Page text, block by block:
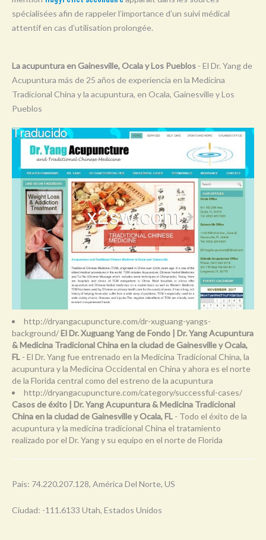
spécialisées afin de rappeler l’importance d’un suivi médical
attentif en cas d’utilisation prolongée.
La acupuntura en Gainesville, Ocala y Los Pueblos - El Dr. Yang de
Acupuntura más de 25 años de experiencia en la Medicina
Tradicional China y la acupuntura, en Ocala, Gainesville y Los
Pueblos
http://dryangacupuncture.com/dr-xuguang-yangs-
background/El Dr. Xuguang Yang de Fondo | Dr. Yang Acupuntura
& Medicina Tradicional China en la ciudad de Gainesville y Ocala,
FL - El Dr. Yang fue entrenado en la Medicina Tradicional China, la
acupuntura y la Medicina Occidental en China y ahora es el norte
de la Florida central como del estreno de la acupuntura
http://dryangacupuncture.com/category/successful-cases/
Casos de éxito | Dr. Yang Acupuntura & Medicina Tradicional
China en la ciudad de Gainesville y Ocala, FL - Todo el éxito de la
acupuntura y la medicina tradicional China el tratamiento
realizado por el Dr. Yang y su equipo en el norte de Florida
País: 74.220.207.128, América Del Norte, US
Ciudad: -111.6133 Utah, Estados Unidos